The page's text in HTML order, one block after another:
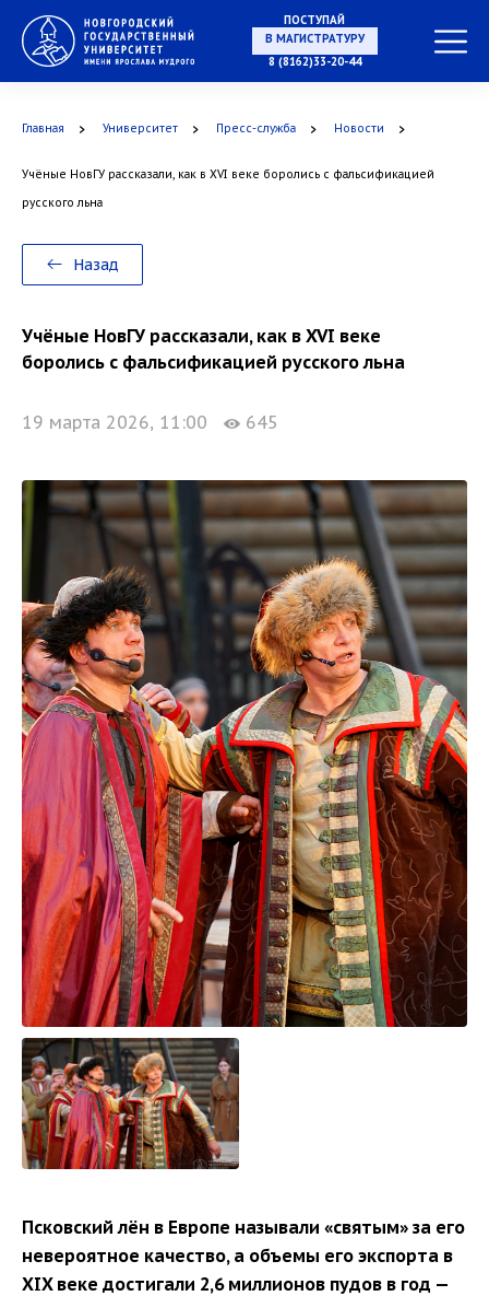
ПОСТУПАЙ
НА СПЕЦИАЛИТЕТ
В ОРДИНАТУРУ
8 (8162)33-20-44
Главная Университет Пресс-служба Новости
Учёные НовГУ рассказали, как в XVI веке боролись с фальсификацией
русского льна
Назад
Учёные НовГУ рассказали, как в XVI веке
боролись с фальсификацией русского льна
19 марта 2026, 11:00 645
Псковский лён в Европе называли «святым» за его
невероятное качество, а объемы его экспорта в
XIX веке достигали 2,6 миллионов пудов в год —